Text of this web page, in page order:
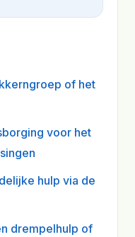
of het
voor het
hulp via de
drempelhulp of